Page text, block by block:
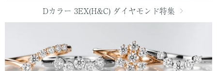
Dカラー 3EX(H&C) ダイヤモンド特集